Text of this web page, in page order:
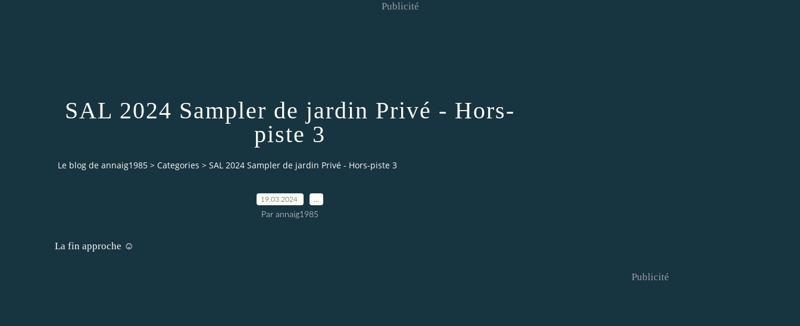
Publicité
SAL 2024 Sampler de jardin Privé - Hors-
piste 3
Le blog de annaig1985 > Categories > SAL 2024 Sampler de jardin Privé - Hors-piste 3
19.03.2024
Par annaig1985
La fin approche ☺️
Publicité